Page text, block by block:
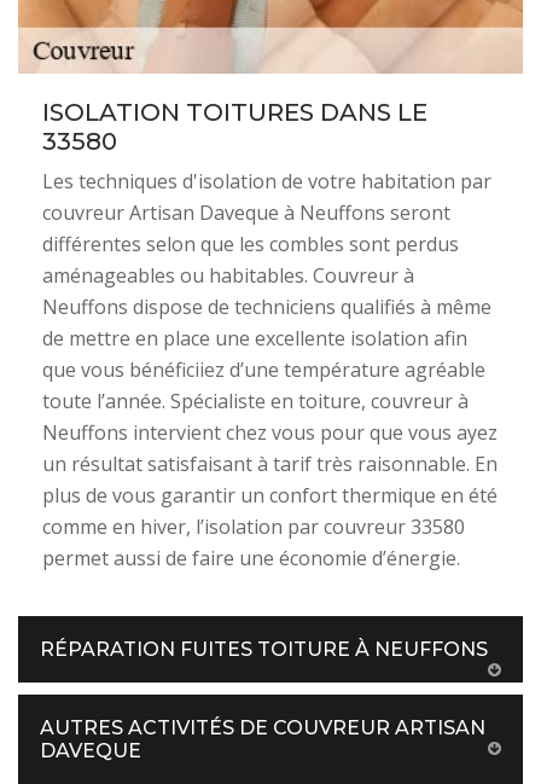
ISOLATION TOITURES DANS LE
33580
Les techniques d'isolation de votre habitation par
couvreur Artisan Daveque à Neuffons seront
différentes selon que les combles sont perdus
aménageables ou habitables. Couvreur à
Neuffons dispose de techniciens qualifiés à même
de mettre en place une excellente isolation afin
que vous bénéficiiez d’une température agréable
toute l’année. Spécialiste en toiture, couvreur à
Neuffons intervient chez vous pour que vous ayez
un résultat satisfaisant à tarif très raisonnable. En
plus de vous garantir un confort thermique en été
comme en hiver, l’isolation par couvreur 33580
permet aussi de faire une économie d’énergie.
RÉPARATION FUITES TOITURE À NEUFFONS
AUTRES ACTIVITÉS DE COUVREUR ARTISAN
DAVEQUE